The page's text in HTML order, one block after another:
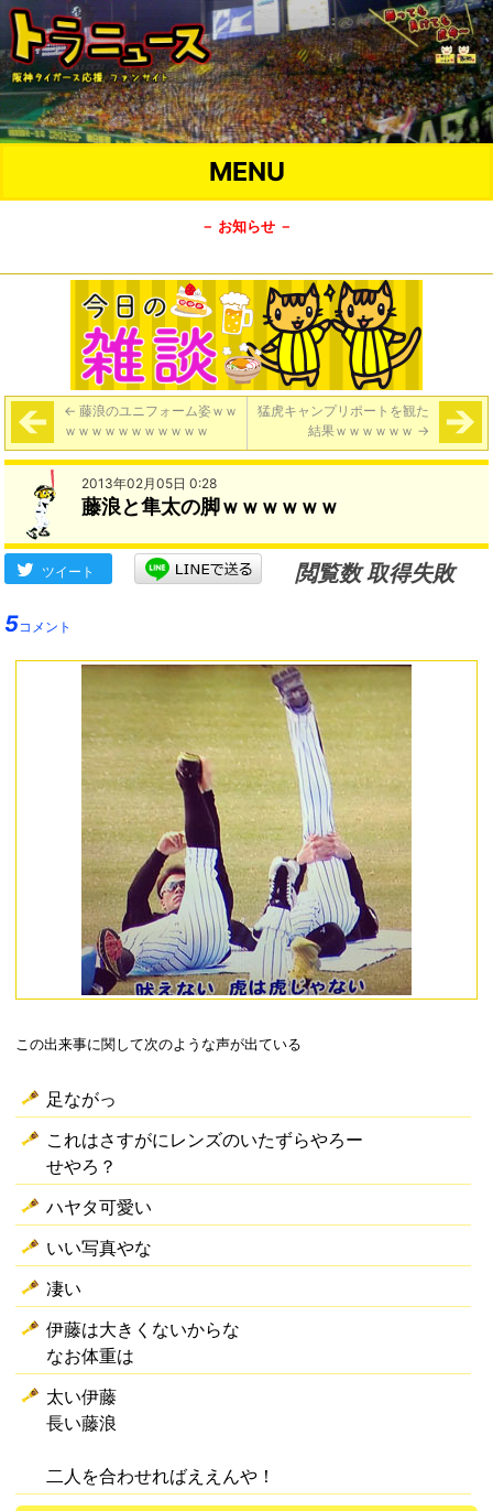
MENU
－ お知らせ －
← 藤浪のユニフォーム姿ｗｗ
ｗｗｗｗｗｗｗｗｗｗｗ
猛虎キャンプリポートを観た
結果ｗｗｗｗｗｗ →
2013年02月05日 0:28
藤浪と隼太の脚ｗｗｗｗｗｗ
ツイート
閲覧数 取得失敗
5コメント
この出来事に関して次のような声が出ている
足ながっ
これはさすがにレンズのいたずらやろー
せやろ？
ハヤタ可愛い
いい写真やな
凄い
伊藤は大きくないからな
なお体重は
太い伊藤
長い藤浪
二人を合わせればええんや！